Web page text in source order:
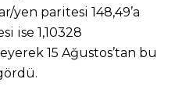
yen paritesi 148,49’a
ise 1,10328
15 Ağustos’tan bu